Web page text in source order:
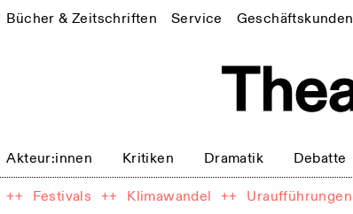
Bücher & Zeitschriften Service Geschäftskunden
Akteur:innen Kritiken Dramatik Debatte
++ Festivals ++ Klimawandel ++ Uraufführungen